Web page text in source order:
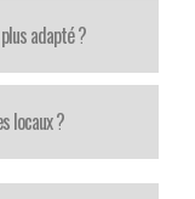
adapté ?
locaux ?